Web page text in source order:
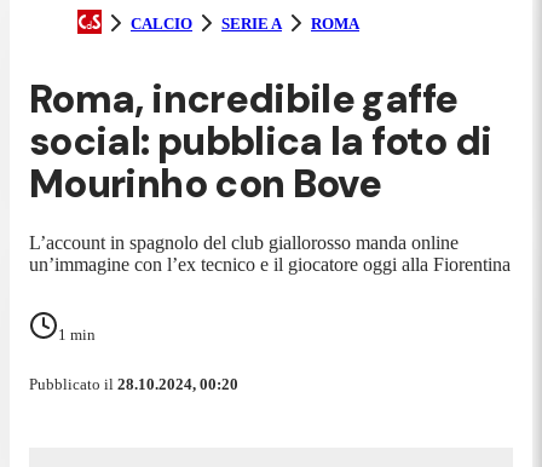
CALCIO SERIE A ROMA
Roma, incredibile gaffe
social: pubblica la foto di
Mourinho con Bove
L’account in spagnolo del club giallorosso manda online
un’immagine con l’ex tecnico e il giocatore oggi alla Fiorentina
1 min
Pubblicato il 28.10.2024, 00:20